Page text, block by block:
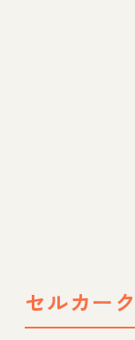
セルカー